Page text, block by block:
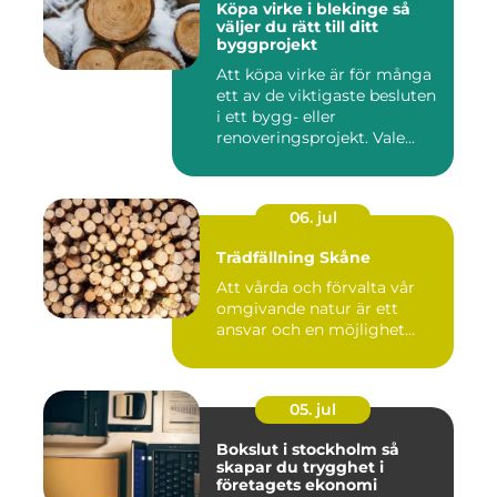
Köpa virke i blekinge så
väljer du rätt till ditt
byggprojekt
Att köpa virke är för många
ett av de viktigaste besluten
i ett bygg- eller
renoveringsprojekt. Vale...
06. jul
Trädfällning Skåne
Att vårda och förvalta vår
omgivande natur är ett
ansvar och en möjlighet...
05. jul
Bokslut i stockholm så
skapar du trygghet i
företagets ekonomi